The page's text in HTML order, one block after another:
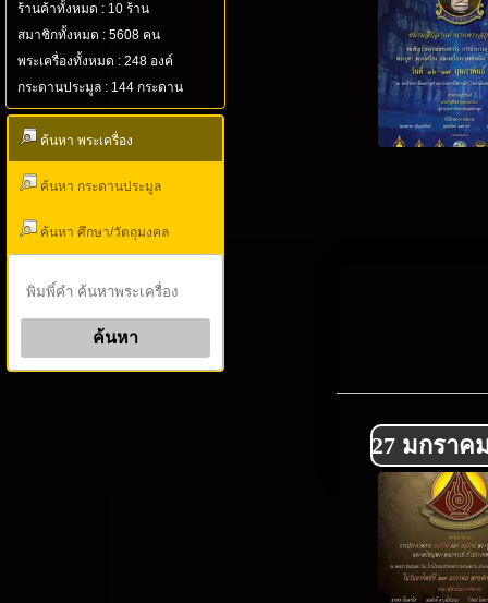
ร้านค้าทั้งหมด : 10 ร้าน
สมาชิกทั้งหมด : 5608 คน
พระเครื่องทั้งหมด : 248 องค์
กระดานประมูล : 144 กระดาน
ค้นหา พระเครื่อง
ค้นหา กระดานประมูล
ค้นหา ศึกษา/วัตถุมงคล
27 มกราค